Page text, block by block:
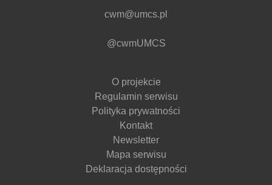
cwm@umcs.pl
@cwmUMCS
O projekcie
Regulamin serwisu
Polityka prywatności
Kontakt
Newsletter
Mapa serwisu
Deklaracja dostępności